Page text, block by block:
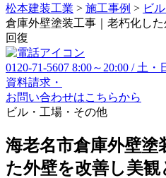
松本建装工業 > 施工事例 > ビ
倉庫外壁塗装工事｜老朽化し
回復
0120-71-5607 8:00～20:00 / 土・
資料請求・
お問い合わせはこちらから
ビル・工場・その他
海老名市倉庫外壁塗
た外壁を改善し美